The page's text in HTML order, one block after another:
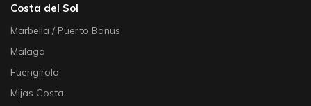
Costa del Sol
Marbella / Puerto Banus
Malaga
Fuengirola
Mijas Costa